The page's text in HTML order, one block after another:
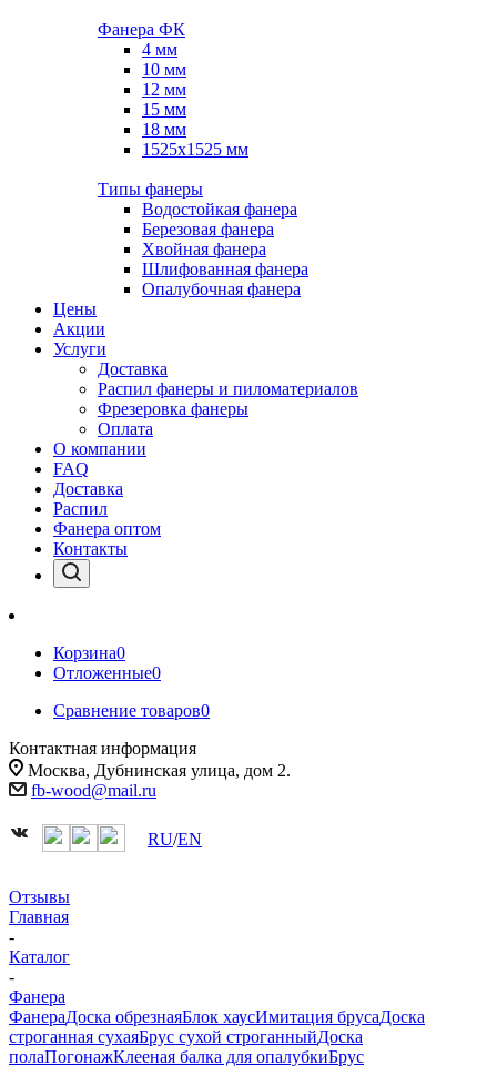
Фанера ФК
4 мм
10 мм
12 мм
15 мм
18 мм
1525х1525 мм
Типы фанеры
Водостойкая фанера
Березовая фанера
Хвойная фанера
Шлифованная фанера
Опалубочная фанера
Цены
Акции
Услуги
Доставка
Распил фанеры и пиломатериалов
Фрезеровка фанеры
Оплата
О компании
FAQ
Доставка
Распил
Фанера оптом
Контакты
Корзина0
Отложенные0
Сравнение товаров0
Контактная информация
Москва, Дубнинская улица, дом 2.
fb-wood@mail.ru
RU/EN
Отзывы
Главная
-
Каталог
-
Фанера
ФанераДоска обрезнаяБлок хаусИмитация брусаДоска
строганная сухаяБрус сухой строганныйДоска
полаПогонажКлееная балка для опалубкиБрус